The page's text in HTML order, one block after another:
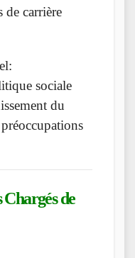
de carrière
sociale
du
de